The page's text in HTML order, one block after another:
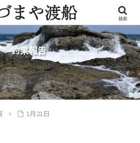
釣果報告
1月21日
検索